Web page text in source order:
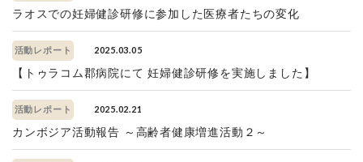
ラオスでの妊婦健診研修に参加した医療者たちの変化
活動レポート 2025.03.05
【トゥラコム郡病院にて 妊婦健診研修を実施しました】
活動レポート 2025.02.21
カンボジア活動報告 ～高齢者健康増進活動２～